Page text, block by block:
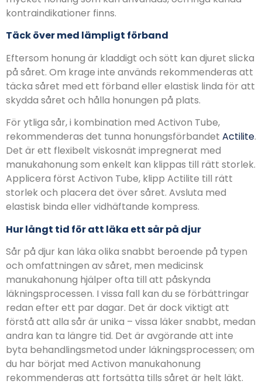
kontraindikationer finns.
Täck över med lämpligt förband
Eftersom honung är kladdigt och sött kan djuret slicka
på såret. Om krage inte används rekommenderas att
täcka såret med ett förband eller elastisk linda för att
skydda såret och hålla honungen på plats.
För ytliga sår, i kombination med Activon Tube,
rekommenderas det tunna honungsförbandet Actilite.
Det är ett flexibelt viskosnät impregnerat med
manukahonung som enkelt kan klippas till rätt storlek.
Applicera först Activon Tube, klipp Actilite till rätt
storlek och placera det över såret. Avsluta med
elastisk binda eller vidhäftande kompress.
Hur långt tid för att läka ett sår på djur
Sår på djur kan läka olika snabbt beroende på typen
och omfattningen av såret, men medicinsk
manukahonung hjälper ofta till att påskynda
läkningsprocessen. I vissa fall kan du se förbättringar
redan efter ett par dagar. Det är dock viktigt att
förstå att alla sår är unika – vissa läker snabbt, medan
andra kan ta längre tid. Det är avgörande att inte
byta behandlingsmetod under läkningsprocessen; om
du har börjat med Activon manukahonung
rekommenderas att fortsätta tills såret är helt läkt.